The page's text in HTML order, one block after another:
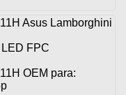
Asus Lamborghini
FPC
OEM para: